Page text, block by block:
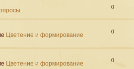
0
Цветение и формирование
0
Цветение и формирование
0